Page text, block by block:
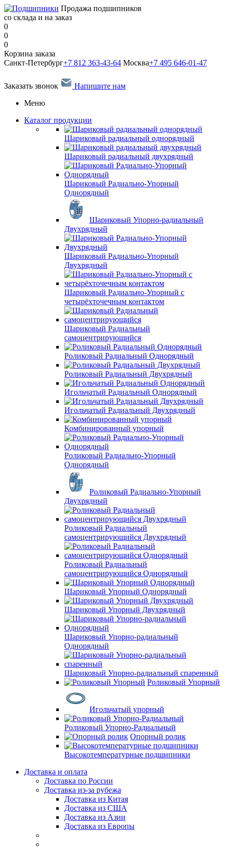
Продажа подшипников
со склада и на заказ
0
0
0
Корзина заказа
Санкт-Петербург+7 812 363-43-64 Москва+7 495 646-01-47
Заказать звонок
Напишите нам
Меню
Каталог продукции
Шариковый радиальный однорядный
Шариковый радиальный двухрядный
Шариковый Радиально-Упорный
Однорядный
Шариковый Упорно-радиальный
Двухрядный
Шариковый Радиально-Упорный
Двухрядный
Шариковый Радиально-Упорный с
четырёхточечным контактом
Шариковый Радиальный
самоцентрирующийся
Роликовый Радиальный Однорядный
Роликовый Радиальный Двухрядный
Игольчатый Радиальный Однорядный
Игольчатый Радиальный Двухрядный
Комбинированный упорный
Роликовый Радиально-Упорный
Однорядный
Роликовый Радиально-Упорный
Двухрядный
Роликовый Радиальный
самоцентрирующийся Двухрядный
Роликовый Радиальный
самоцентрирующийся Однорядный
Шариковый Упорный Однорядный
Шариковый Упорный Двухрядный
Шариковый Упорно-радиальный
Однорядный
Шариковый Упорно-радиальный спаренный
Роликовый Упорный
Игольчатый упорный
Роликовый Упорно-Радиальный
Опорный ролик
Высокотемпературные подшипники
Доставка и оплата
Доставка по России
Доставка из-за рубежа
Доставка из Китая
Доставка из США
Доставка из Азии
Доставка из Европы